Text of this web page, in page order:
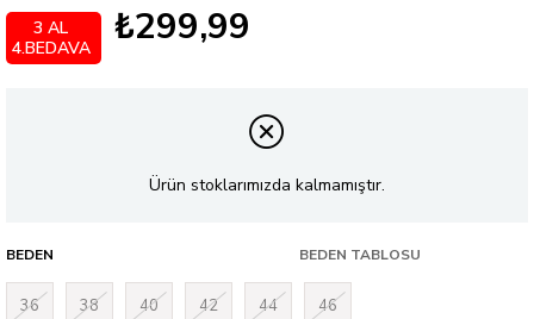
₺299,99
3 AL
4.BEDAVA
Ürün stoklarımızda kalmamıştır.
BEDEN BEDEN TABLOSU
36 38 40 42 44 46